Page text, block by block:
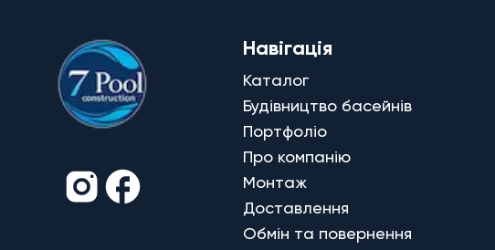
Навігація
Каталог
Будівництво басейнів
Портфоліо
Про компанію
Монтаж
Доставлення
Обмін та повернення